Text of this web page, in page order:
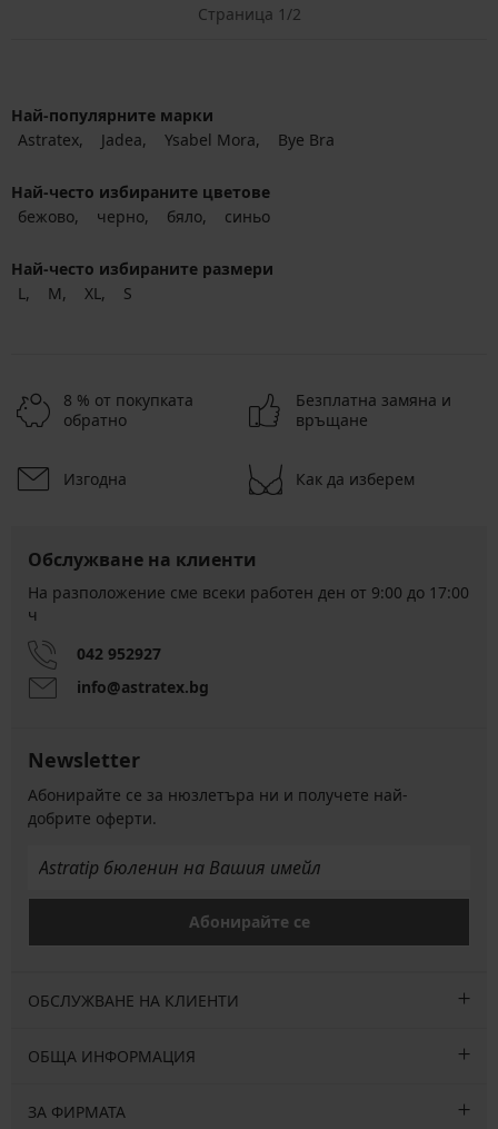
Страница 1/2
Най-популярните марки
Astratex
Jadea Ysabel Mora Bye Bra
Най-често избираните цветове
бежово
черно бяло синьо
Най-често избираните размери
L
M XL S
8 % от покупката
обратно
Безплатна замяна и
връщане
Изгодна Как да изберем
Обслужване на клиенти
На разположение сме всеки работен ден от 9:00 до 17:00
ч
042 952927
info@astratex.bg
Newsletter
Абонирайте се за нюзлетъра ни и получете най-
добрите оферти.
Абонирайте се
ОБСЛУЖВАНЕ НА КЛИЕНТИ
ОБЩА ИНФОРМАЦИЯ
ЗА ФИРМАТА